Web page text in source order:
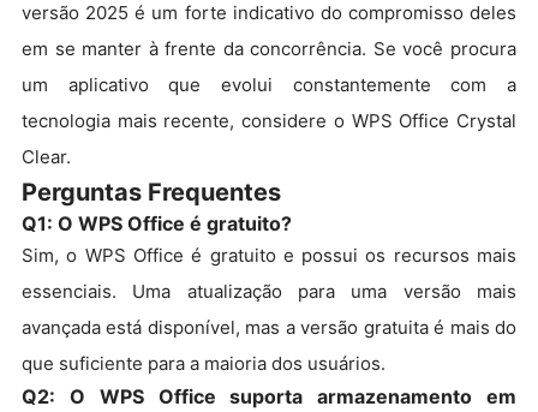
versão 2025 é um forte indicativo do compromisso deles
em se manter à frente da concorrência. Se você procura
um aplicativo que evolui constantemente com a
tecnologia mais recente, considere o WPS Office Crystal
Clear.
Perguntas Frequentes
Q1: O WPS Office é gratuito?
Sim, o WPS Office é gratuito e possui os recursos mais
essenciais. Uma atualização para uma versão mais
avançada está disponível, mas a versão gratuita é mais do
que suficiente para a maioria dos usuários.
Q2: O WPS Office suporta armazenamento em